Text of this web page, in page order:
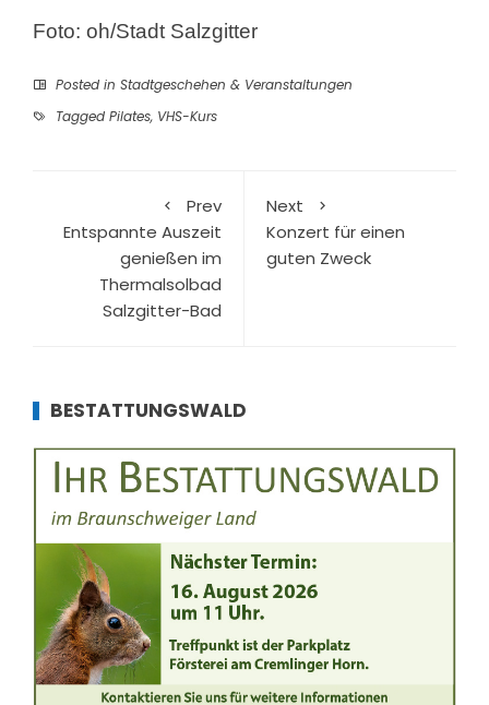
Foto: oh/Stadt Salzgitter
Posted in Stadtgeschehen & Veranstaltungen
Tagged Pilates, VHS-Kurs
Prev
Entspannte Auszeit
genießen im
Thermalsolbad
Salzgitter-Bad
Next
Konzert für einen
guten Zweck
BESTATTUNGSWALD